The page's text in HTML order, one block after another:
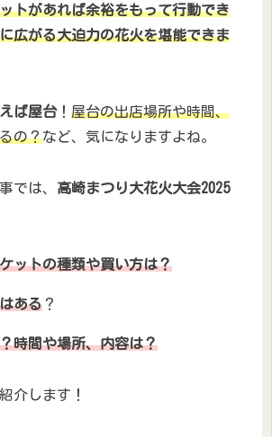
トがあれば余裕をもって行動でき
広がる大迫力の花火を堪能できま
ば屋台！ 屋台の出店場所や時間、
の？など、気になりますよね。
では、 高崎まつり大花火大会2025
ットの種類や買い方は？
ある？
時間や場所、内容は？
介します！